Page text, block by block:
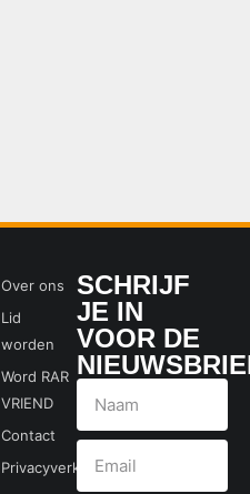
Over ons
Lid
worden
Word RAR
VRIEND
Contact
Privacyverklaring
SCHRIJF
JE IN
VOOR DE